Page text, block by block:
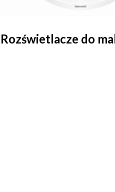
Rozświetlacze do